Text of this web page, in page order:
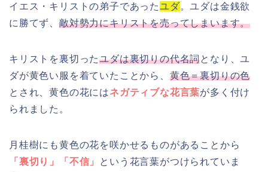
イエス・キリストの弟子であったユダ。ユダは金銭欲
に勝てず、 敵対勢力にキリストを売ってしまいます。
キリストを裏切ったユダは裏切りの代名詞となり、ユ
ダが黄色い服を着ていたことから、 黄色＝裏切りの色
とされ、黄色の花にはネガティブな花言葉が多く付け
られました。
月桂樹にも黄色の花を咲かせるものがあることから
「裏切り」「不信」
という花言葉がつけられていま